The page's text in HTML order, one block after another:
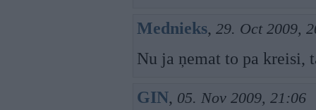
Mednieks, 29. Oct 2009,
Nu ja ņemat to pa kreisi,
GIN, 05. Nov 2009, 21:06